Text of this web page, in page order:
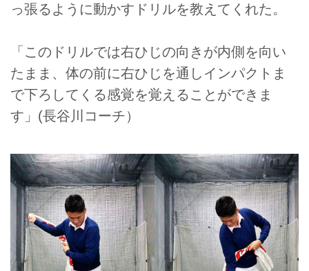
っ張るように動かすドリルを教えてくれた。
「このドリルでは右ひじの向きが内側を向い
たまま、体の前に右ひじを通しインパクトま
で下ろしてくる感覚を覚えることができま
す」(長谷川コーチ）